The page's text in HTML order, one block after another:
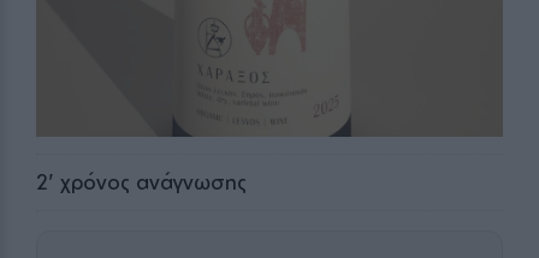
2' χρόνος ανάγνωσης